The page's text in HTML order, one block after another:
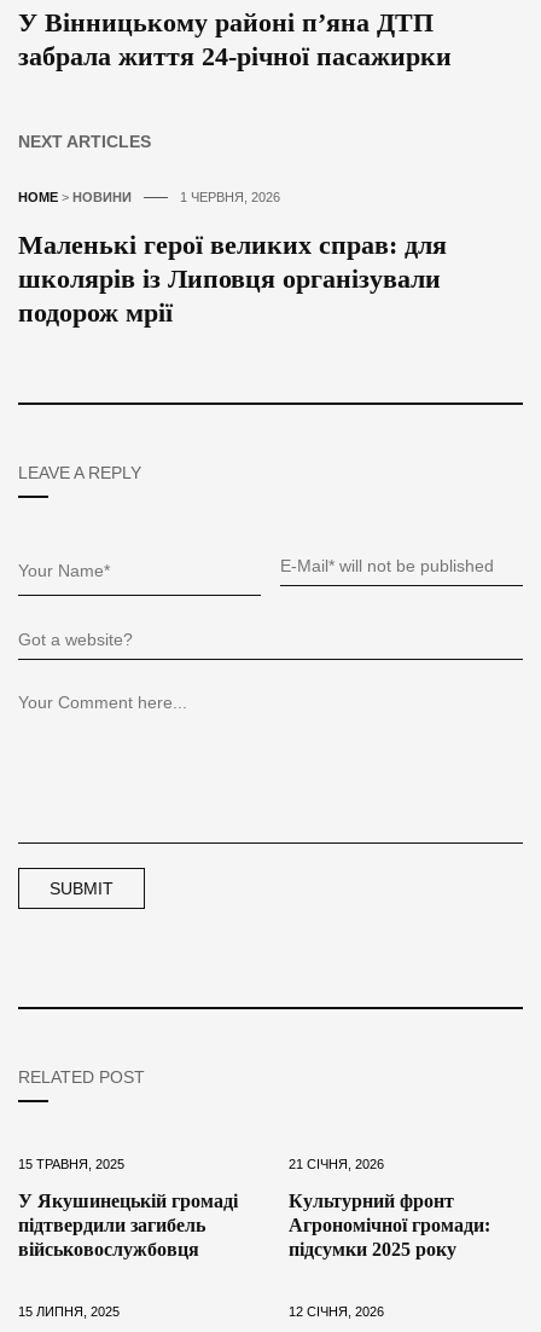
У Вінницькому районі п’яна ДТП
забрала життя 24-річної пасажирки
NEXT ARTICLES
HOME > НОВИНИ 1 ЧЕРВНЯ, 2026
Маленькі герої великих справ: для
школярів із Липовця організували
подорож мрії
LEAVE A REPLY
RELATED POST
15 ТРАВНЯ, 2025
У Якушинецькій громаді
підтвердили загибель
військовослужбовця
21 СІЧНЯ, 2026
Культурний фронт
Агрономічної громади:
підсумки 2025 року
15 ЛИПНЯ, 2025 12 СІЧНЯ, 2026